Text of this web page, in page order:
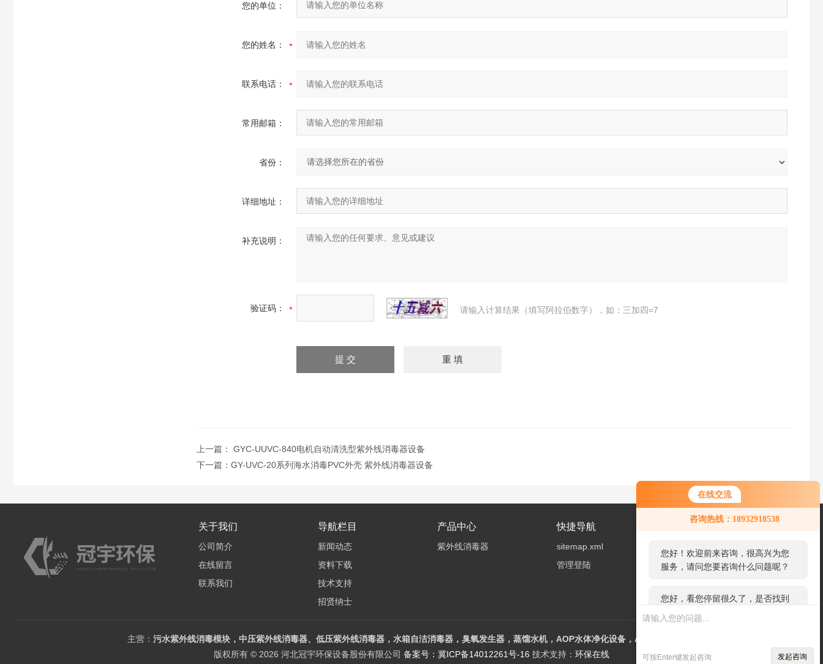
在线交流
咨询热线：18932918538
您好！欢迎前来咨询，很高兴为您
服务，请问您要咨询什么问题呢？
您好，看您停留很久了，是否找到
了需求产品，您可以直接在线与我
可按Enter键发起咨询 发起咨询
您的单位：
您的姓名：
联系电话：
常用邮箱：
省份：
详细地址：
补充说明：
验证码： 请输入计算结果（填写阿拉伯数字），如：三加四=7
上一篇： GYC-UUVC-840电机自动清洗型紫外线消毒器设备
下一篇： GY-UVC-20系列海水消毒PVC外壳 紫外线消毒器设备
关于我们
公司简介
在线留言
联系我们
导航栏目
新闻动态
资料下载
技术支持
招贤纳士
产品中心
紫外线消毒器
快捷导航
sitemap.xml
管理登陆
主营： 污水紫外线消毒模块，中压紫外线消毒器、低压紫外线消毒器，水箱自洁消毒器，臭氧发生器，蒸馏水机，AOP水体净化设备，AOT光催化设备
版权所有 © 2026 河北冠宇环保设备股份有限公司 备案号：冀ICP备14012261号-16 技术支持： 环保在线